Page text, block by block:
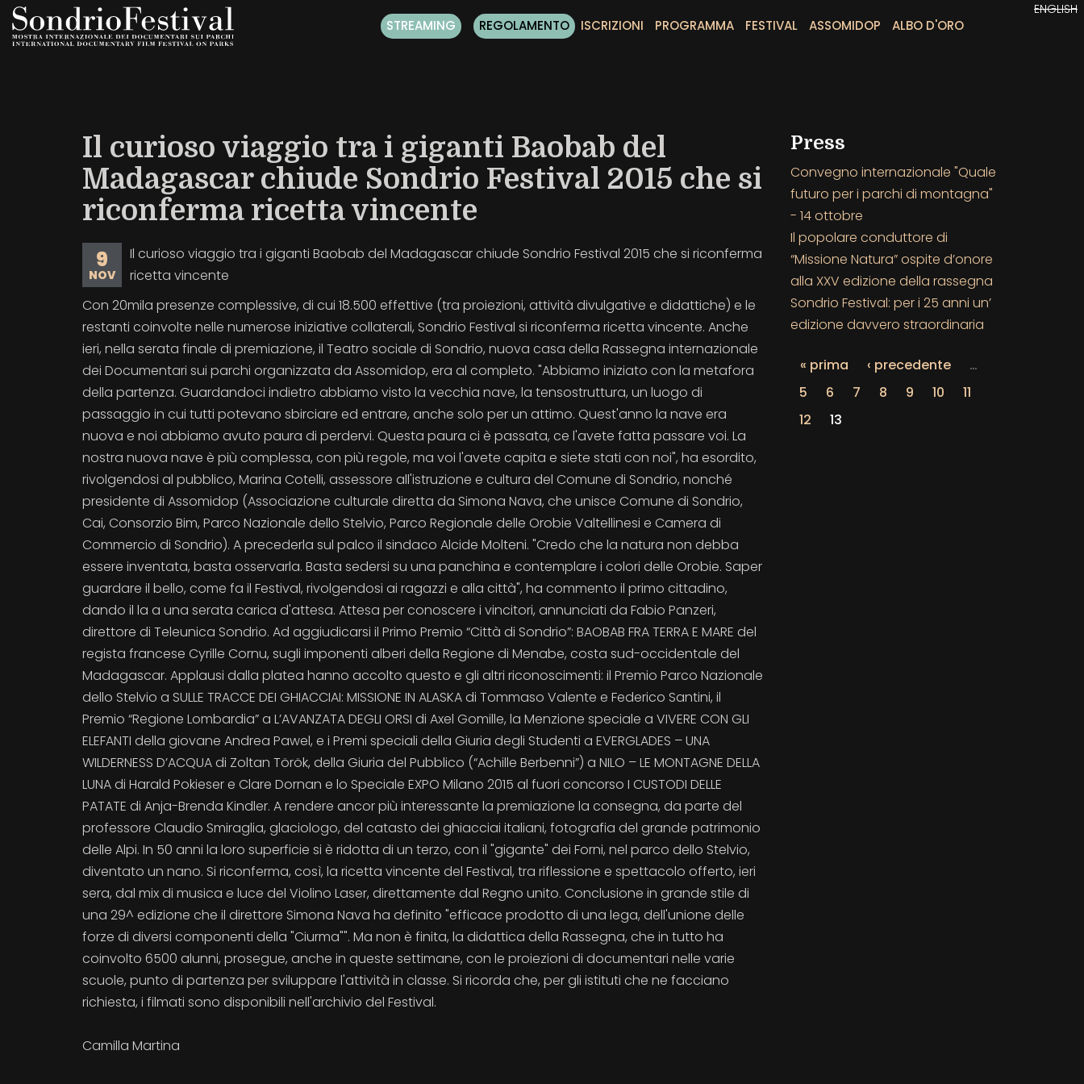
Salta
STREAMING REGOLAMENTO ISCRIZIONI PROGRAMMA FESTIVAL ASSOMIDOP ALBO D'ORO
ENGLISH
Il curioso viaggio tra i giganti Baobab del
Madagascar chiude Sondrio Festival 2015 che si
riconferma ricetta vincente
9
NOV
Il curioso viaggio tra i giganti Baobab del Madagascar chiude Sondrio Festival 2015 che si riconferma
ricetta vincente
Con 20mila presenze complessive, di cui 18.500 effettive (tra proiezioni, attività divulgative e didattiche) e le
restanti coinvolte nelle numerose iniziative collaterali, Sondrio Festival si riconferma ricetta vincente. Anche
ieri, nella serata finale di premiazione, il Teatro sociale di Sondrio, nuova casa della Rassegna internazionale
dei Documentari sui parchi organizzata da Assomidop, era al completo. "Abbiamo iniziato con la metafora
della partenza. Guardandoci indietro abbiamo visto la vecchia nave, la tensostruttura, un luogo di
passaggio in cui tutti potevano sbirciare ed entrare, anche solo per un attimo. Quest'anno la nave era
nuova e noi abbiamo avuto paura di perdervi. Questa paura ci è passata, ce l'avete fatta passare voi. La
nostra nuova nave è più complessa, con più regole, ma voi l'avete capita e siete stati con noi", ha esordito,
rivolgendosi al pubblico, Marina Cotelli, assessore all'istruzione e cultura del Comune di Sondrio, nonché
presidente di Assomidop (Associazione culturale diretta da Simona Nava, che unisce Comune di Sondrio,
Cai, Consorzio Bim, Parco Nazionale dello Stelvio, Parco Regionale delle Orobie Valtellinesi e Camera di
Commercio di Sondrio). A precederla sul palco il sindaco Alcide Molteni. "Credo che la natura non debba
essere inventata, basta osservarla. Basta sedersi su una panchina e contemplare i colori delle Orobie. Saper
guardare il bello, come fa il Festival, rivolgendosi ai ragazzi e alla città", ha commento il primo cittadino,
dando il la a una serata carica d'attesa. Attesa per conoscere i vincitori, annunciati da Fabio Panzeri,
direttore di Teleunica Sondrio. Ad aggiudicarsi il Primo Premio “Città di Sondrio”: BAOBAB FRA TERRA E MARE del
regista francese Cyrille Cornu, sugli imponenti alberi della Regione di Menabe, costa sud-occidentale del
Madagascar. Applausi dalla platea hanno accolto questo e gli altri riconoscimenti: il Premio Parco Nazionale
dello Stelvio a SULLE TRACCE DEI GHIACCIAI: MISSIONE IN ALASKA di Tommaso Valente e Federico Santini, il
Premio “Regione Lombardia” a L’AVANZATA DEGLI ORSI di Axel Gomille, la Menzione speciale a VIVERE CON GLI
ELEFANTI della giovane Andrea Pawel, e i Premi speciali della Giuria degli Studenti a EVERGLADES – UNA
WILDERNESS D’ACQUA di Zoltan Török, della Giuria del Pubblico (“Achille Berbenni”) a NILO – LE MONTAGNE DELLA
LUNA di Harald Pokieser e Clare Dornan e lo Speciale EXPO Milano 2015 al fuori concorso I CUSTODI DELLE
PATATE di Anja-Brenda Kindler. A rendere ancor più interessante la premiazione la consegna, da parte del
professore Claudio Smiraglia, glaciologo, del catasto dei ghiacciai italiani, fotografia del grande patrimonio
delle Alpi. In 50 anni la loro superficie si è ridotta di un terzo, con il "gigante" dei Forni, nel parco dello Stelvio,
diventato un nano. Si riconferma, così, la ricetta vincente del Festival, tra riflessione e spettacolo offerto, ieri
sera, dal mix di musica e luce del Violino Laser, direttamente dal Regno unito. Conclusione in grande stile di
una 29^ edizione che il direttore Simona Nava ha definito "efficace prodotto di una lega, dell'unione delle
forze di diversi componenti della "Ciurma"". Ma non è finita, la didattica della Rassegna, che in tutto ha
coinvolto 6500 alunni, prosegue, anche in queste settimane, con le proiezioni di documentari nelle varie
scuole, punto di partenza per sviluppare l'attività in classe. Si ricorda che, per gli istituti che ne facciano
richiesta, i filmati sono disponibili nell'archivio del Festival.
Camilla Martina
Press
Convegno internazionale "Quale
futuro per i parchi di montagna"
- 14 ottobre
Il popolare conduttore di
“Missione Natura” ospite d’onore
alla XXV edizione della rassegna
Sondrio Festival: per i 25 anni un’
edizione davvero straordinaria
« prima ‹ precedente
…
5
6 7 8 9 10
11
12
13